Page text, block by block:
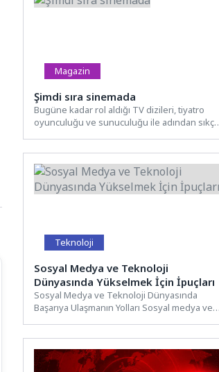
Magazin
Şimdi sıra sinemada
Bugüne kadar rol aldığı TV dizileri, tiyatro
oyunculuğu ve sunuculuğu ile adından sıkça
Teknoloji
Sosyal Medya ve Teknoloji
Dünyasında Yükselmek İçin İpuçları
Sosyal Medya ve Teknoloji Dünyasında
Başarıya Ulaşmanın Yolları Sosyal medya ve